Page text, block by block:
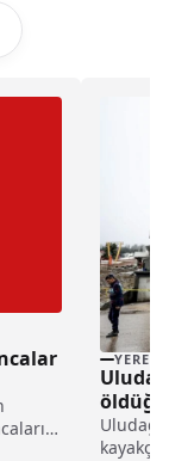
YEREL
yaptı
kayakçı